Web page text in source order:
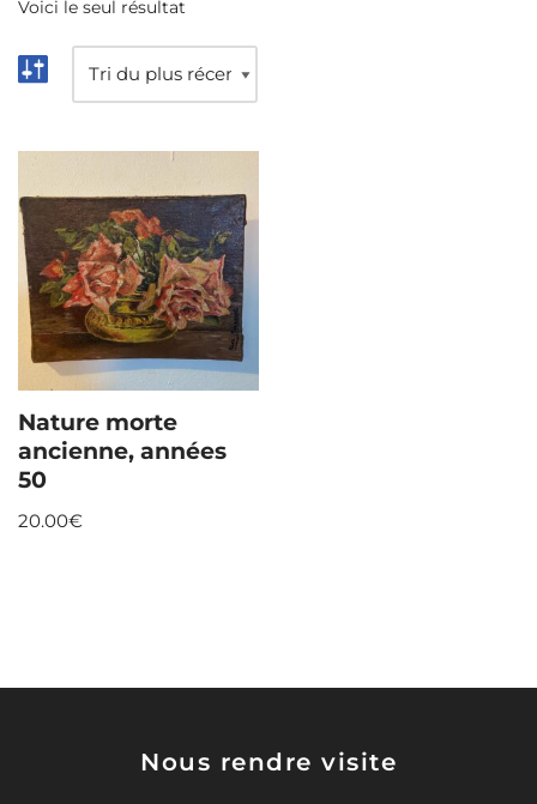
Voici le seul résultat
Nature morte
ancienne, années
50
20.00€
Nous rendre visite